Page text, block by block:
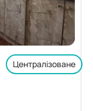
Централізоване